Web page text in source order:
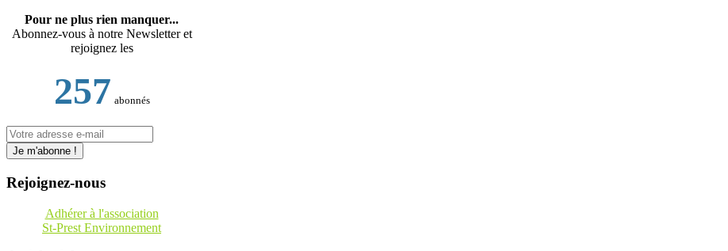
Pour ne plus rien manquer...
Abonnez-vous à notre Newsletter et
rejoignez les
257 abonnés
Rejoignez-nous
Adhérer à l'association
St-Prest Environnement